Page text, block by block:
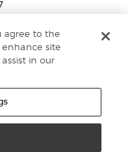
Suomesta
agree to the
enhance site
in our